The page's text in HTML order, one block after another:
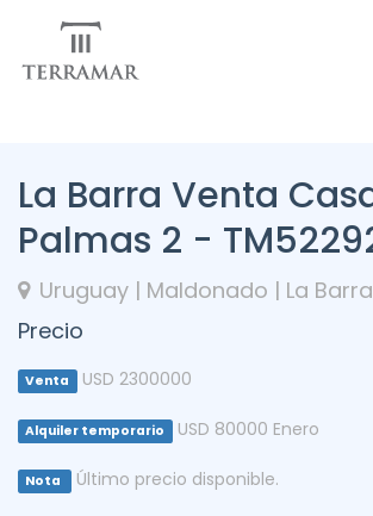
La Barra Venta
Palmas 2 -
Uruguay | Maldonado | La Barra
Precio
Venta USD 2300000
Alquiler temporario USD 80000 Enero
Nota Último precio disponible.